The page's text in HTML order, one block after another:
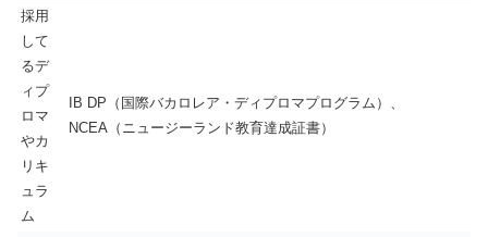
採用
して
るデ
ィプ
ロマ
やカ
リキ
ュラ
ム
IB DP（国際バカロレア・ディプロマプログラム）、
NCEA（ニュージーランド教育達成証書）